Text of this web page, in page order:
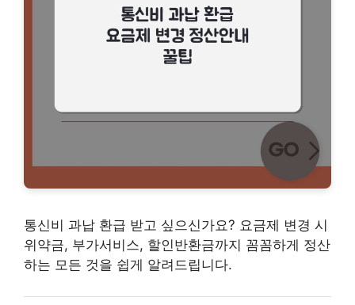
통신비 과납 환급 받고 싶으신가요? 요금제 변경 시
위약금, 부가서비스, 할인반환금까지 꼼꼼하게 정산
하는 모든 것을 쉽게 알려드립니다.